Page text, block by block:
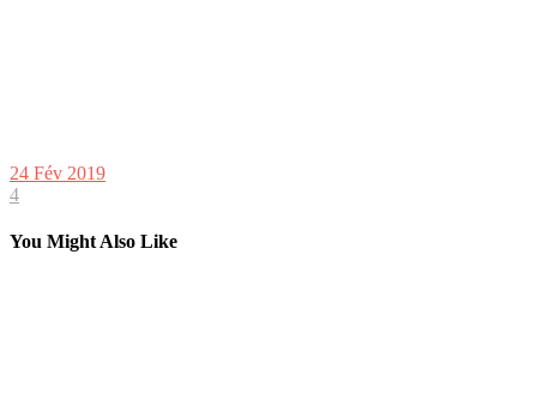
24 Fév 2019
4
You Might Also Like